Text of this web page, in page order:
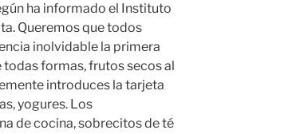
ha informado el Instituto
Queremos que todos
inolvidable la primera
formas, frutos secos al
introduces la tarjeta
yogures. Los
de cocina, sobrecitos de té